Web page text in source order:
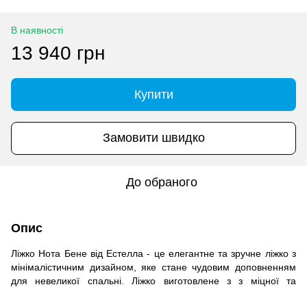
В наявності
13 940 грн
Купити
Замовити швидко
До обраного
Опис
Ліжко Нота Бене від Естелла - це елегантне та зручне ліжко з
мінімалістичним дизайном, яке стане чудовим доповненням
для невеликої спальні. Ліжко виготовлене з з міцної та